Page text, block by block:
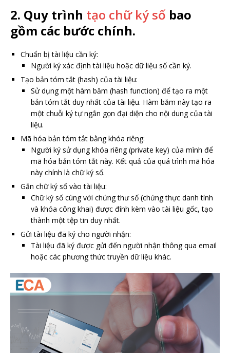
2. Quy trình tạo chữ ký số bao
gồm các bước chính.
Chuẩn bị tài liệu cần ký:
Người ký xác định tài liệu hoặc dữ liệu số cần ký.
Tạo bản tóm tắt (hash) của tài liệu:
Sử dụng một hàm băm (hash function) để tạo ra một
bản tóm tắt duy nhất của tài liệu. Hàm băm này tạo ra
một chuỗi ký tự ngắn gọn đại diện cho nội dung của tài
liệu.
Mã hóa bản tóm tắt bằng khóa riêng:
Người ký sử dụng khóa riêng (private key) của mình để
mã hóa bản tóm tắt này. Kết quả của quá trình mã hóa
này chính là chữ ký số.
Gắn chữ ký số vào tài liệu:
Chữ ký số cùng với chứng thư số (chứng thực danh tính
và khóa công khai) được đính kèm vào tài liệu gốc, tạo
thành một tệp tin duy nhất.
Gửi tài liệu đã ký cho người nhận:
Tài liệu đã ký được gửi đến người nhận thông qua email
hoặc các phương thức truyền dữ liệu khác.